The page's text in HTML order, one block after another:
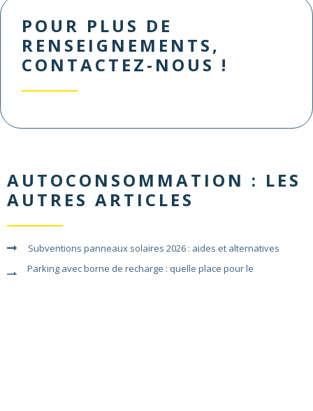
POUR PLUS DE
RENSEIGNEMENTS,
CONTACTEZ-NOUS !
AUTOCONSOMMATION : LES
AUTRES ARTICLES
Subventions panneaux solaires 2026 : aides et alternatives
Parking avec borne de recharge : quelle place pour le